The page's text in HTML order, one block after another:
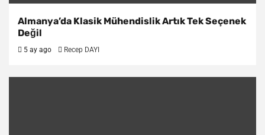
Almanya’da Klasik Mühendislik Artık Tek Seçenek
Değil
5 ay ago Recep DAYI